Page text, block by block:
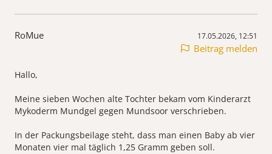
RoMue 17.05.2026, 12:51
Beitrag melden
Hallo,
Meine sieben Wochen alte Tochter bekam vom Kinderarzt
Mykoderm Mundgel gegen Mundsoor verschrieben.
In der Packungsbeilage steht, dass man einen Baby ab vier
Monaten vier mal täglich 1,25 Gramm geben soll.